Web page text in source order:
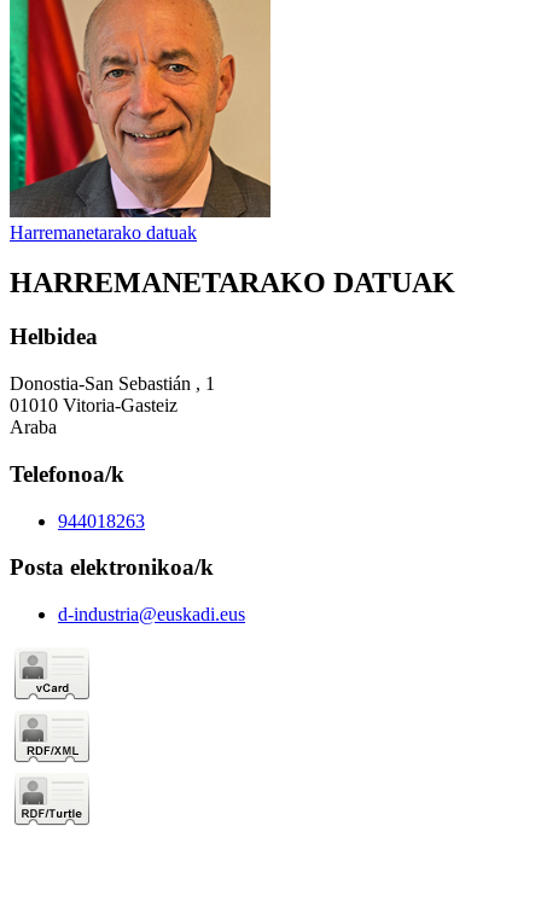
Harremanetarako datuak
HARREMANETARAKO DATUAK
Helbidea
Donostia-San Sebastián , 1
01010 Vitoria-Gasteiz
Araba
Telefonoa/k
944018263
Posta elektronikoa/k
d-industria@euskadi.eus